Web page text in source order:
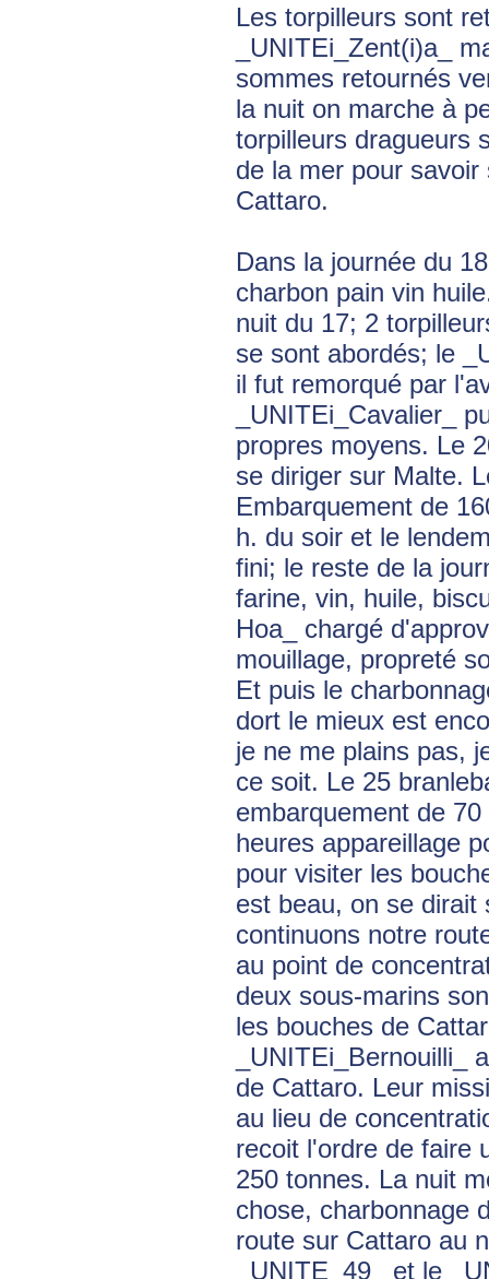
Les torpilleurs sont
_UNITEi_Zent(i)a_
sommes retournés
la nuit on marche à
torpilleurs dragueurs
de la mer pour
Cattaro.
Dans la journée du
charbon pain vin
nuit du 17; 2
se sont abordés; le
il fut remorqué par
_UNITEi_Cavalier_
propres moyens. Le
se diriger sur Malte.
Embarquement de
h. du soir et le
fini; le reste de la
farine, vin, huile,
Hoa_ chargé
mouillage, propreté
Et puis le
dort le mieux est
je ne me plains pas,
ce soit. Le 25
embarquement de
heures appareillage
pour visiter les
est beau, on se dirait
continuons notre
au point de
deux sous-marins
les bouches de
de Cattaro. Leur
au lieu de
recoit l'ordre de faire
250 tonnes. La nuit
chose, charbonnage
route sur Cattaro au
_UNITE_49_ et le